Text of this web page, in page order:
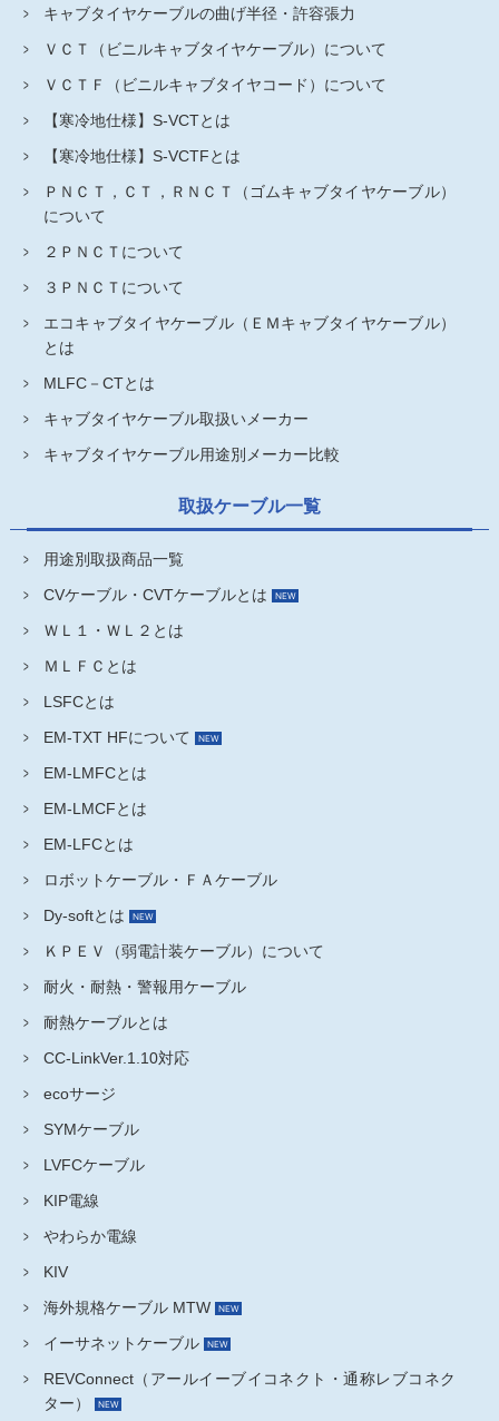
キャブタイヤケーブルの曲げ半径・許容張力
ＶＣＴ（ビニルキャブタイヤケーブル）について
ＶＣＴＦ（ビニルキャブタイヤコード）について
【寒冷地仕様】S-VCTとは
【寒冷地仕様】S-VCTFとは
ＰＮＣＴ，ＣＴ，ＲＮＣＴ（ゴムキャブタイヤケーブル）
について
２ＰＮＣＴについて
３ＰＮＣＴについて
エコキャブタイヤケーブル（ＥＭキャブタイヤケーブル）
とは
MLFC－CTとは
キャブタイヤケーブル取扱いメーカー
キャブタイヤケーブル用途別メーカー比較
取扱ケーブル一覧
用途別取扱商品一覧
CVケーブル・CVTケーブルとは
ＷＬ１・ＷＬ２とは
ＭＬＦＣとは
LSFCとは
EM-TXT HFについて
EM-LMFCとは
EM-LMCFとは
EM-LFCとは
ロボットケーブル・ＦＡケーブル
Dy-softとは
ＫＰＥＶ（弱電計装ケーブル）について
耐火・耐熱・警報用ケーブル
耐熱ケーブルとは
CC-LinkVer.1.10対応
ecoサージ
SYMケーブル
LVFCケーブル
KIP電線
やわらか電線
KIV
海外規格ケーブル MTW
イーサネットケーブル
REVConnect（アールイーブイコネクト・通称レブコネク
ター）